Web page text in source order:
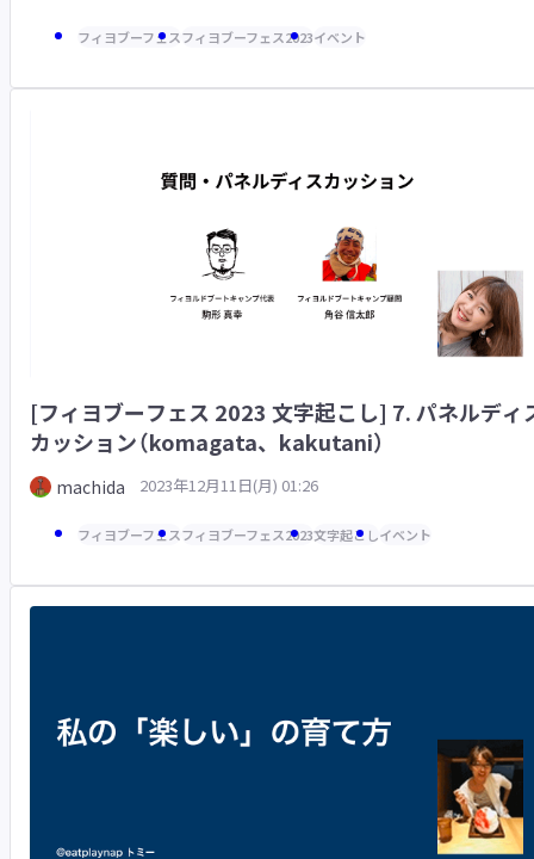
フィヨブーフェスフィヨブーフェス2023イベント
[フィヨブーフェス 2023 文字起こし] 7. パネルディ
カッション（komagata、kakutani）
machida 2023年12月11日(月) 01:26
フィヨブーフェスフィヨブーフェス2023文字起こしイベント